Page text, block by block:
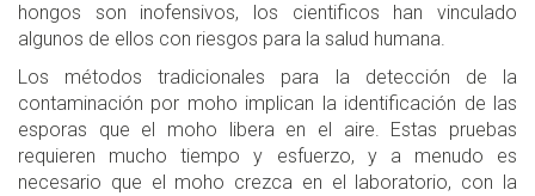
hongos son inofensivos, los cientificos han vinculado
algunos de ellos con riesgos para la salud humana.
Los métodos tradicionales para la detección de la
contaminación por moho implican la identificación de las
esporas que el moho libera en el aire. Estas pruebas
requieren mucho tiempo y esfuerzo, y a menudo es
necesario que el moho crezca en el laboratorio, con la